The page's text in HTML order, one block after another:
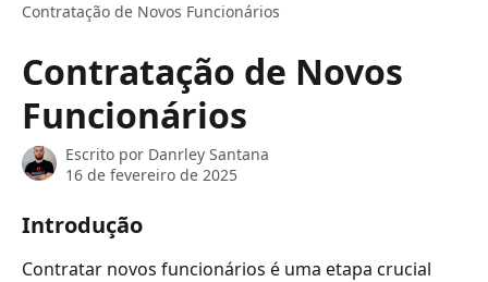
Contratação de Novos Funcionários
Contratação de Novos
Funcionários
Escrito por Danrley Santana
16 de fevereiro de 2025
Introdução
Contratar novos funcionários é uma etapa crucial